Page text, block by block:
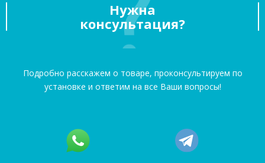
Нужна
консультация?
Подробно расскажем о товаре, проконсультируем по
установке и ответим на все Ваши вопросы!